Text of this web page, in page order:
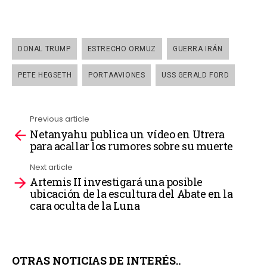
DONAL TRUMP ESTRECHO ORMUZ GUERRA IRÁN
PETE HEGSETH PORTAAVIONES USS GERALD FORD
See
more
Previous article
Netanyahu publica un vídeo en Utrera
para acallar los rumores sobre su muerte
Next article
Artemis II investigará una posible
ubicación de la escultura del Abate en la
cara oculta de la Luna
OTRAS NOTICIAS DE INTERÉS..